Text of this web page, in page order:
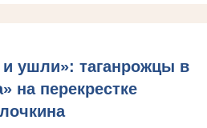
ушли»: таганрожцы в
на перекрестке